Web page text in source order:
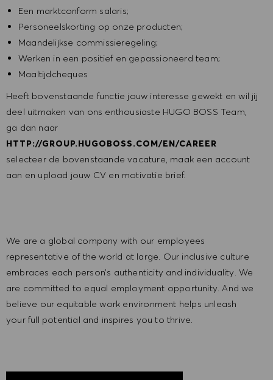
Een marktconform salaris;
Personeelskorting op onze producten;
Maandelijkse commissieregeling;
Werken in een positief en gepassioneerd team;
Maaltijdcheques
Heeft bovenstaande functie jouw interesse gewekt en wil jij
deel uitmaken van ons enthousiaste HUGO BOSS Team,
ga dan naar
HTTP://GROUP.HUGOBOSS.COM/EN/CAREER
selecteer de bovenstaande vacature, maak een account
aan en upload jouw CV en motivatie brief.
We are a global company with our employees
representative of the world at large. Our inclusive culture
embraces each person’s authenticity and individuality. We
are committed to equal employment opportunity. And we
believe our equitable work environment helps unleash
your full potential and inspires you to thrive.